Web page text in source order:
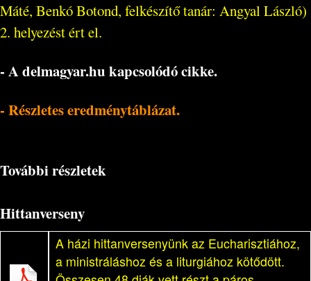
Máté, Benkó Botond, felkészítő tanár: Angyal László)
2. helyezést ért el.
- A delmagyar.hu kapcsolódó cikke.
- Részletes eredménytáblázat.
További részletek
Hittanverseny
A házi hittanversenyünk az Eucharisztiához,
a ministráláshoz és a liturgiához kötődött.